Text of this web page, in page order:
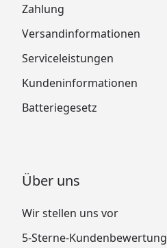
Zahlung
Versandinformationen
Serviceleistungen
Kundeninformationen
Batteriegesetz
Über uns
Wir stellen uns vor
5-Sterne-Kundenbewertung